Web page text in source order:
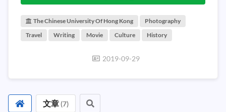
The Chinese University Of Hong Kong
Photography
Travel
Writing Movie Culture History
2019-09-29
文章(7)